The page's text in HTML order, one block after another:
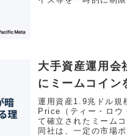
大手資産運用
にミームコイン
運用資産1.9兆ドル規
Price（ティー・ロウ
て確立されたミーム
同社は、一定の市場